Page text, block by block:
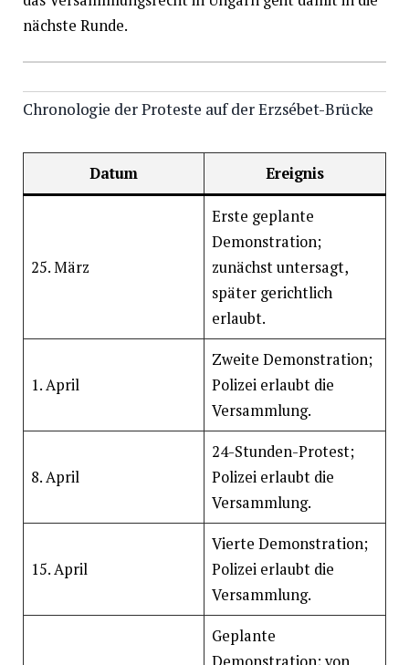
nächste Runde.​
Chronologie der Proteste auf der Erzsébet-Brücke
Datum Ereignis
25. März
Erste geplante
Demonstration;
zunächst untersagt,
später gerichtlich
erlaubt.
1. April
Zweite Demonstration;
Polizei erlaubt die
Versammlung.
8. April
24-Stunden-Protest;
Polizei erlaubt die
Versammlung.
15. April
Vierte Demonstration;
Polizei erlaubt die
Versammlung.
Geplante